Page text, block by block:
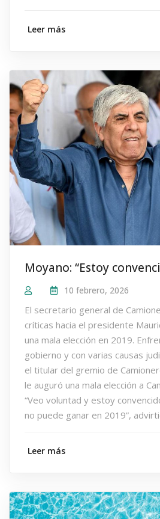
Leer más
10 febrero, 2026
El secretario general de
críticas hacia el presidente
una mala elección en 2019.
gobierno y con varias causas
el titular del gremio de
le auguró una mala elección a
“Veo voluntad y estoy
no puede ganar en 2019”,
Leer más